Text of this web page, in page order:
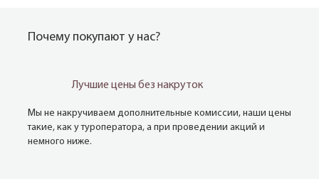
Почему покупают у нас?
Лучшие цены без накруток
Мы не накручиваем дополнительные комиссии, наши цены
такие, как у туроператора, а при проведении акций и
немного ниже.